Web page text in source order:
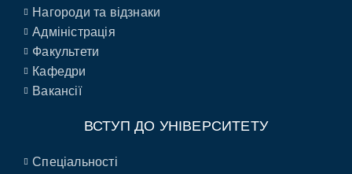
Нагороди та відзнаки
Адміністрація
Факультети
Кафедри
Вакансії
ВСТУП ДО УНІВЕРСИТЕТУ
Спеціальності